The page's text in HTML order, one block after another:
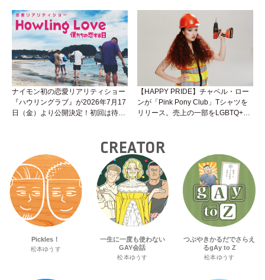
性トーク～聞きにくいことは小堀先
生に聞けばイイ！（Vol.25）
ナイモン初の恋愛リアリティショー
『ハウリングラブ』が2026年7月17
日（金）より公開決定！初回は待望
【HAPPY PRIDE】チャペル・ロー
ンが「Pink Pony Club」Tシャツを
リリース。売上の一部をLGBTQ+＆
CREATOR
Pickles！
松本ゆうす
一生に一度も使わない
GAY会話
松本ゆうす
つぶやきかるだでさらえ
るgAy to Z
松本ゆうす